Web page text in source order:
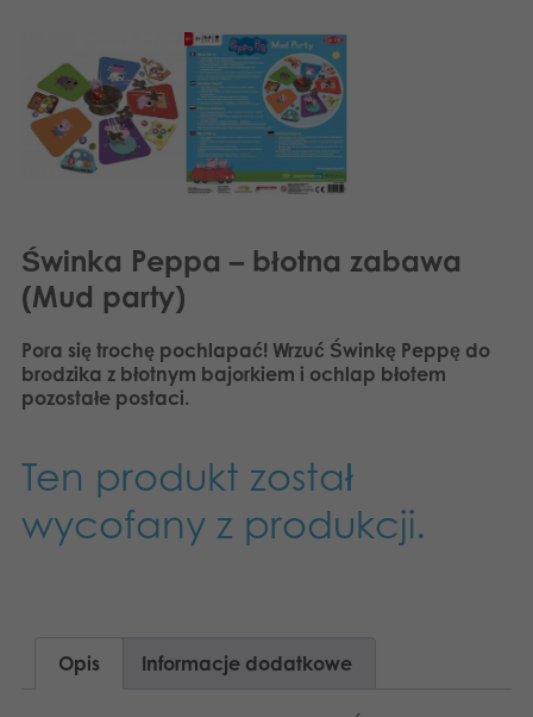
Świnka Peppa – błotna zabawa
(Mud party)
Pora się trochę pochlapać! Wrzuć Świnkę Peppę do
brodzika z błotnym bajorkiem i ochlap błotem
pozostałe postaci.
Ten produkt został
wycofany z produkcji.
Opis Informacje dodatkowe